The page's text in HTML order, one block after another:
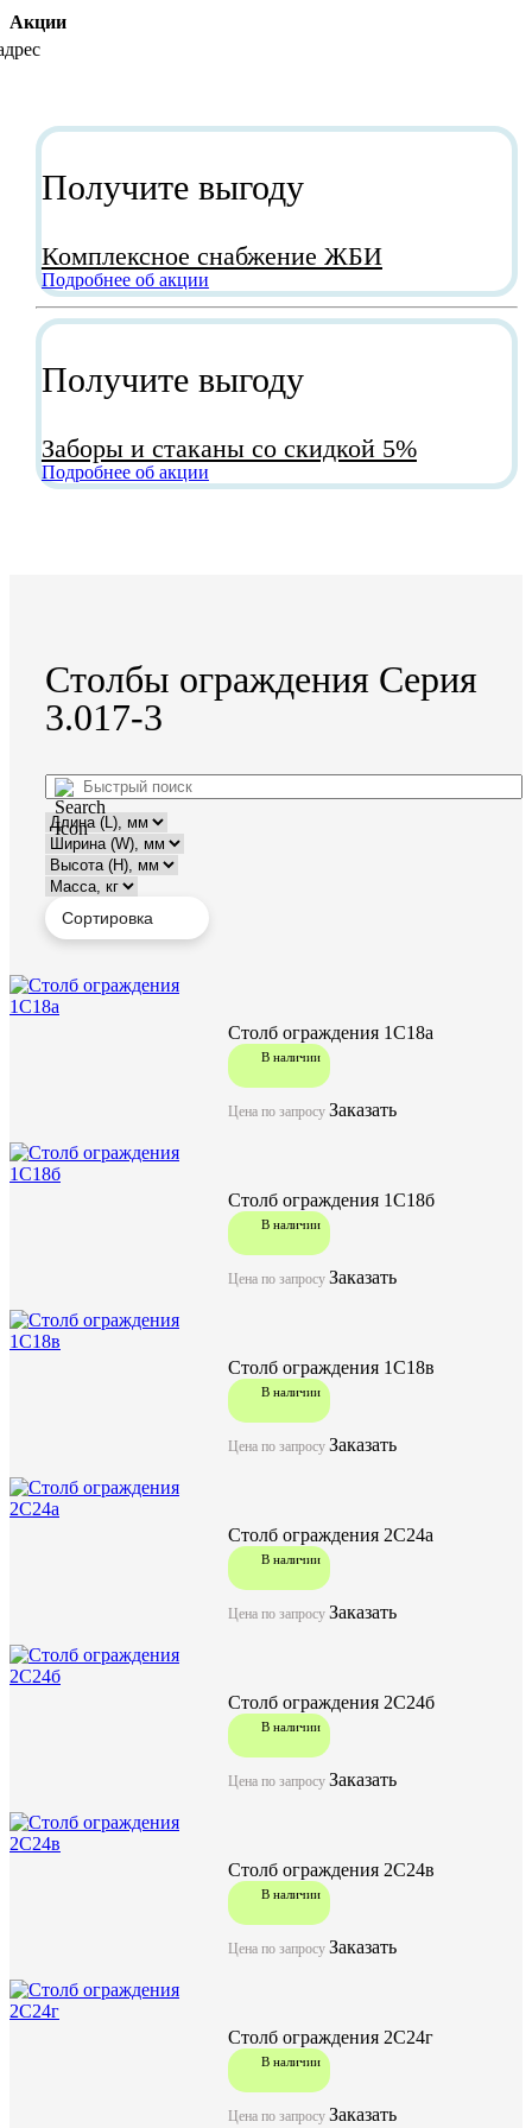
Акции
Получите выгоду
Комплексное снабжение ЖБИ
Подробнее об акции
Получите выгоду
Заборы и стаканы со скидкой 5%
Подробнее об акции
Столбы ограждения Серия
3.017-3
В наличии
Столб ограждения 1С18а
Цена по запросу Заказать
В наличии
Столб ограждения 1С18б
Цена по запросуЗаказать
В наличии
Столб ограждения 1С18в
Цена по запросуЗаказать
В наличии
Столб ограждения 2С24а
Цена по запросу Заказать
В наличии
Столб ограждения 2С24б
Цена по запросуЗаказать
В наличии
Столб ограждения 2С24в
Цена по запросуЗаказать
В наличии
Столб ограждения 2С24г
Цена по запросу Заказать